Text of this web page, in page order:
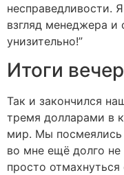
несправедливости.
взгляд менеджера и
унизительно!”
Итоги
Так и закончился
тремя долларами в
мир. Мы посмеялись
во мне ещё долго не
просто